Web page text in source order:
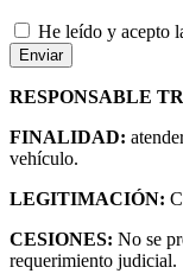
He leído y acepto
RESPONSABLE
FINALIDAD:
vehículo.
LEGITIMACIÓN:
CESIONES: No se
requerimiento judicial.